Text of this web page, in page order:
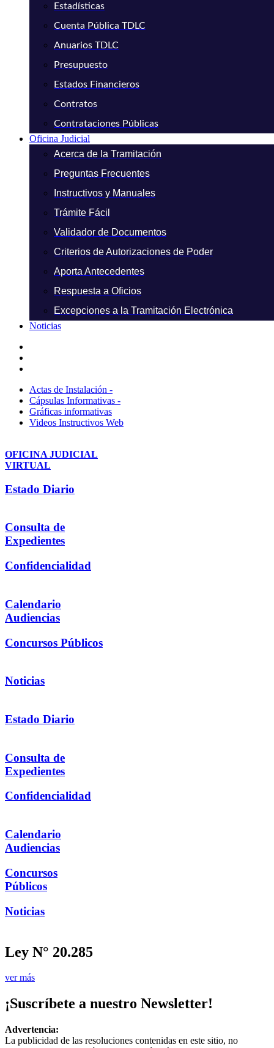
Estadísticas
Cuenta Pública TDLC
Anuarios TDLC
Presupuesto
Estados Financieros
Contratos
Contrataciones Públicas
Oficina Judicial
Acerca de la Tramitación
Preguntas Frecuentes
Instructivos y Manuales
Trámite Fácil
Validador de Documentos
Criterios de Autorizaciones de Poder
Aporta Antecedentes
Respuesta a Oficios
Excepciones a la Tramitación Electrónica
Noticias
Actas de Instalación -
Cápsulas Informativas -
Gráficas informativas
Videos Instructivos Web
OFICINA JUDICIAL
VIRTUAL
Estado Diario
Consulta de
Expedientes
Confidencialidad
Calendario
Audiencias
Concursos Públicos
Noticias
Estado Diario
Consulta de
Expedientes
Confidencialidad
Calendario
Audiencias
Concursos
Públicos
Noticias
Ley N° 20.285
ver más
¡Suscríbete a nuestro Newsletter!
Advertencia:
La publicidad de las resoluciones contenidas en este sitio, no